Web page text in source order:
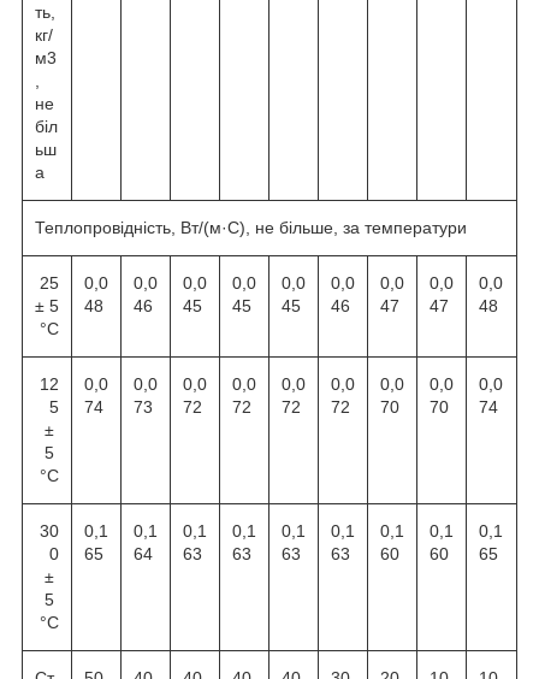
ть,
кг/
м3
не
біл
ьш
а
Теплопровідність, Вт/(м·С), не більше, за температури
25
± 5
°С
0,0
48
0,0
46
0,0
45
0,0
45
0,0
45
0,0
46
0,0
47
0,0
47
0,0
48
12
5
±
5
°С
0,0
74
0,0
73
0,0
72
0,0
72
0,0
72
0,0
72
0,0
70
0,0
70
0,0
74
30
0
±
5
°С
0,1
65
0,1
64
0,1
63
0,1
63
0,1
63
0,1
63
0,1
60
0,1
60
0,1
65